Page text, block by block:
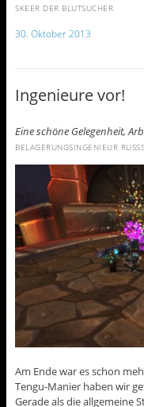
SKEER DER BLUTSUCHER
30. Oktober 2013
Ingenieure vor!
Eine schöne Gelegenheit,
BELAGERUNGSINGENIEUR
Am Ende war es schon
Tengu-Manier haben wir
Gerade als die allgemeine